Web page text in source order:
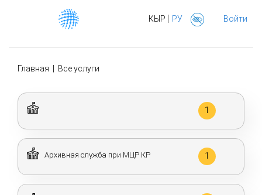
КЫР | РУ Войти
Главная Все услуги
1
Архивная служба при МЦР КР 1